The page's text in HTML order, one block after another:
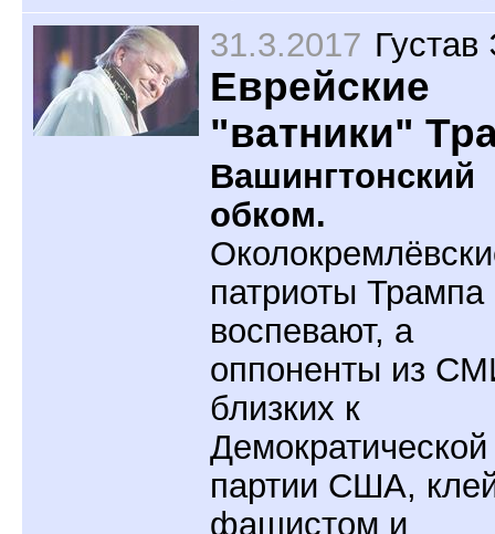
31.3.2017 Густав
Еврейские
"ватники"
Вашингтонский
обком.
патриоты Трампа
воспевают, а
оппоненты из
близких к
Демократической
партии США,
фашистом и